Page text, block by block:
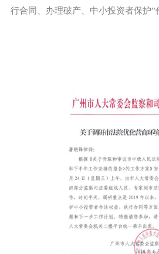
行合同、办理破产、中小投资者保护”